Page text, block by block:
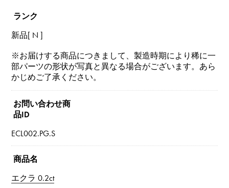
ランク
新品[ N ]
※お届けする商品につきまして、製造時期により稀に一
部パーツの形状が写真と異なる場合がございます。あら
かじめご了承ください。
お問い合わせ商
品ID
ECL002.PG.S
商品名
エクラ 0.2ct